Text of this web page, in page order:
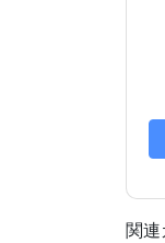
関連